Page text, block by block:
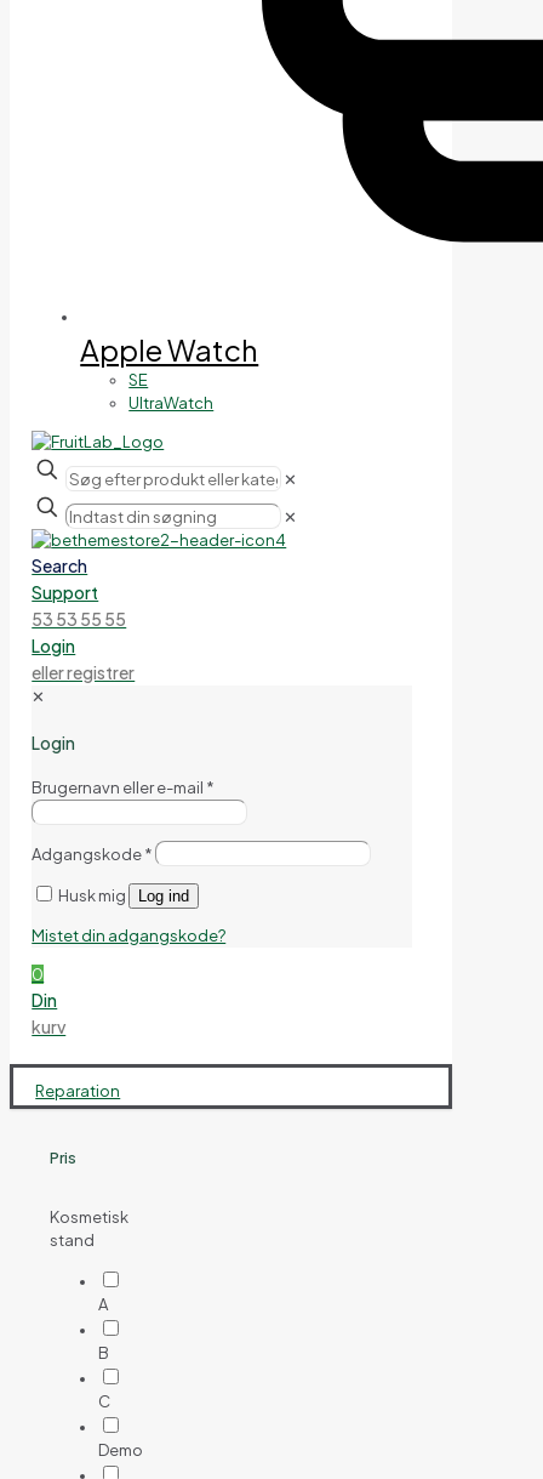
Apple Watch
SE
UltraWatch
✕
✕
Search
Support
53 53 55 55
Login
eller registrer
✕
Login
Brugernavn eller e-mail *
Adgangskode*
Husk mig Log ind
Mistet din adgangskode?
0
Din
kurv
Reparation
Pris
Kosmetisk
stand
A
B
C
Demo